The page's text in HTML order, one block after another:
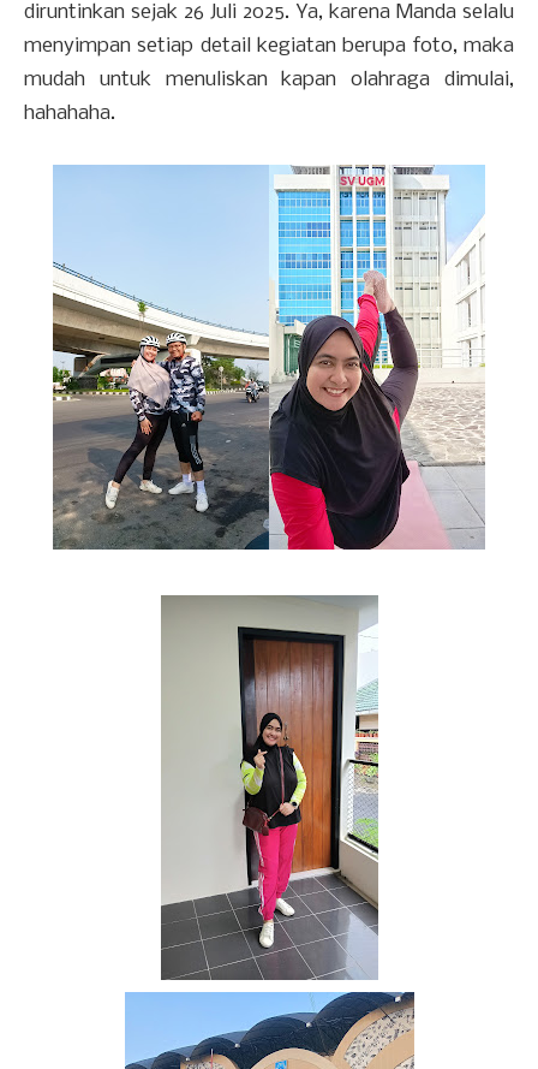
diruntinkan sejak 26 Juli 2025. Ya, karena Manda selalu
menyimpan setiap detail kegiatan berupa foto, maka
mudah untuk menuliskan kapan olahraga dimulai,
hahahaha.